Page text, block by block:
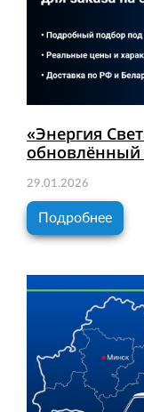
«Энергия
обновлённый
29.01.2026
Подробнее